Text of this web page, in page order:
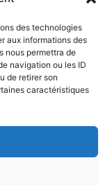
des technologies
aux informations des
nous permettra de
navigation ou les ID
de retirer son
caractéristiques
2026